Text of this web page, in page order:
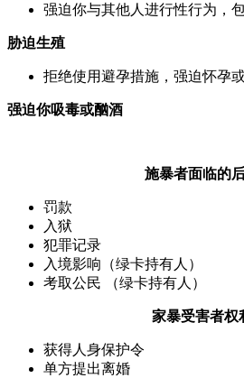
强迫你与其他人进行性行为，
胁迫生殖
拒绝使用避孕措施，强迫怀孕
强迫你吸毒或酗酒
施暴者面临的
罚款
入狱
犯罪记录
入境影响（绿卡持有人）
考取公民 （绿卡持有人）
家暴受害者权
获得人身保护令
单方提出离婚